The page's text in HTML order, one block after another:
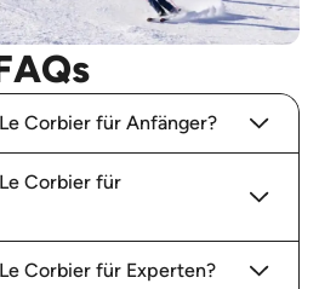
Corbier für Anfänger?
Corbier für
Corbier für Experten?